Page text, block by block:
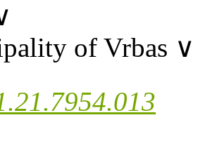
of Vrbas ∨